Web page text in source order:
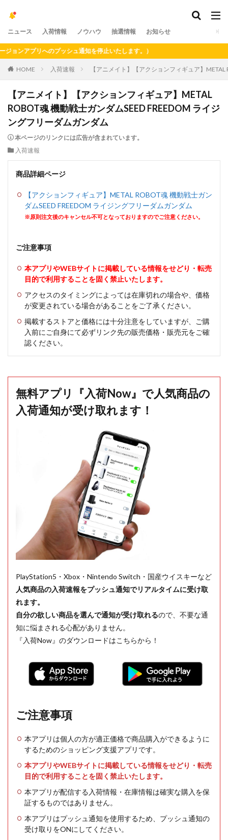
ニュース 入荷情報 ノウハウ 抽選情報 お知らせ
プリへのプッシュ通知を停止いたします。）
HOME 入荷速報 【アニメイト】【アクションフィギュア】METAL
【アニメイト】【アクションフィギュア】METAL
ROBOT魂機動戦士ガンダムSEED FREEDOM ライジ
ングフリーダムガンダム
本ページのリンクには広告が含まれています。
入荷速報
商品詳細ページ
【アクションフィギュア】METAL ROBOT魂機動戦士ガン
ダムSEED FREEDOM ライジングフリーダムガンダム
※原則注文後のキャンセル不可となっておりますのでご注意ください。
ご注意事項
本アプリやWEBサイトに掲載している情報をせどり・転売
目的で利用することを固く禁止いたします。
アクセスのタイミングによっては在庫切れの場合や、価格
が変更されている場合があることをご了承ください。
掲載するストアと価格には十分注意をしていますが、ご購
入前にご自身にて必ずリンク先の販売価格・販売元をご確
認ください。
無料アプリ『入荷Now』で人気商品の
入荷通知が受け取れます！
PlayStation5・Xbox・Nintendo Switch・国産ウイスキーなど
人気商品の入荷速報をプッシュ通知でリアルタイムに受け取
れます。
自分の欲しい商品を選んで通知が受け取れるので、不要な通
知に悩まされる心配がありません。
『入荷Now』のダウンロードはこちらから！
ご注意事項
本アプリは個人の方が適正価格で商品購入ができるように
するためのショッピング支援アプリです。
本アプリやWEBサイトに掲載している情報をせどり・転売
目的で利用することを固く禁止いたします。
本アプリが配信する入荷情報・在庫情報は確実な購入を保
証するものではありません。
本アプリはプッシュ通知を使用するため、プッシュ通知の
受け取りをONにしてください。